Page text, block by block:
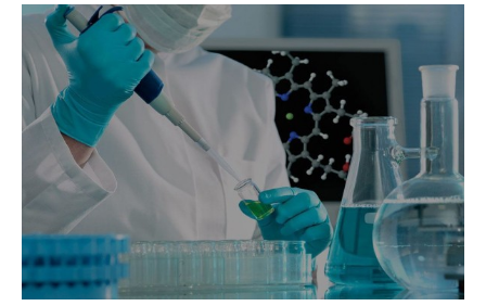
ay ərzində (yanvar 2026 - yanvar 2025) Türkiyə 31 milyard 652
milyon 794 min dollar məbləğində kimyəvi maddə ixrac edib.